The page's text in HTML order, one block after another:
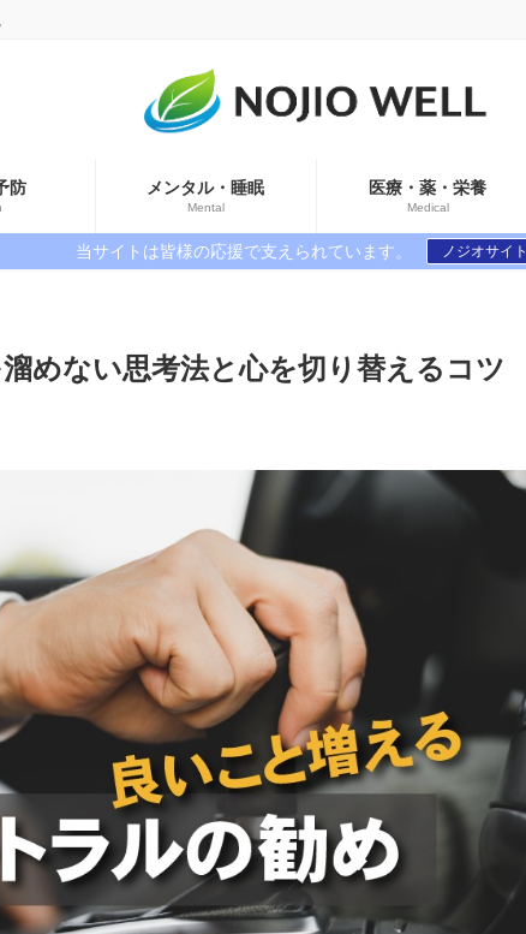
防 メンタル・睡眠
Mental
医療・薬・栄養
Medical
当サイトは皆様の応援で支えられています。 ノジオサイト
めない思考法と心を切り替えるコツ